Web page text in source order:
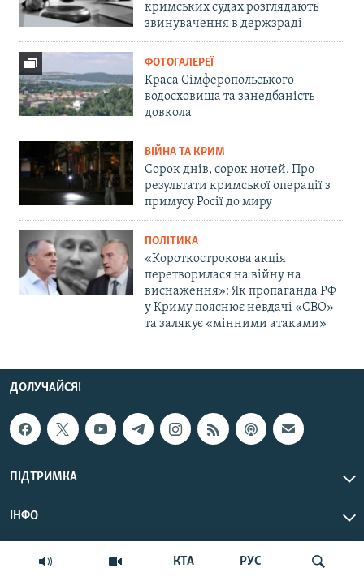
КТА РУС
кримських судах розглядають
звинувачення в держзраді
ФОТОГАЛЕРЕЇ
Краса Сімферопольського
водосховища та занедбаність
довкола
ВІЙНА ТА КРИМ
Сорок днів, сорок ночей. Про
результати кримської операції з
примусу Росії до миру
ПОЛІТИКА
«Короткострокова акція
перетворилася на війну на
виснаження»: Як пропаганда РФ
у Криму пояснює невдачі «СВО»
та залякує «мінними атаками»
ДОЛУЧАЙСЯ!
ПІДТРИМКА
ІНФО
© Крим.Реалії, 2026 | Усі права застережено.